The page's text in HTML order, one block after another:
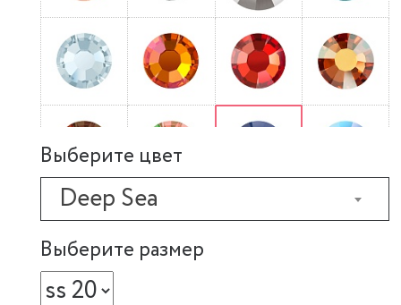
Выберите цвет
Deep Sea
Выберите размер